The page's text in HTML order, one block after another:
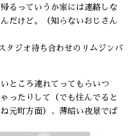
るっていうか家には連絡しな
だけど。（知らないおじさん
ジオ待ち合わせのリムジンバ
ところ連れてってもらいつ
ったりして（でも住んでると
元町方面）、薄暗い夜景でぱ